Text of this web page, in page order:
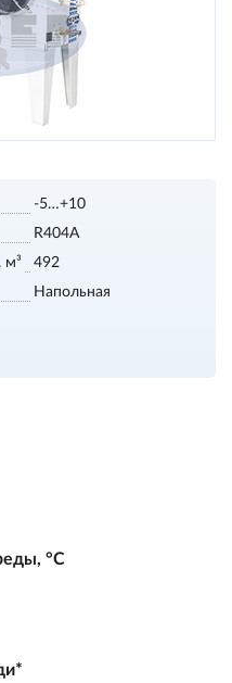
-5…+10
R404А
м³
492
Напольная
°С